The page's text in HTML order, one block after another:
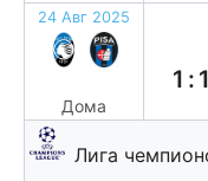
24 Авг 2025
Дома
1:1
Лига